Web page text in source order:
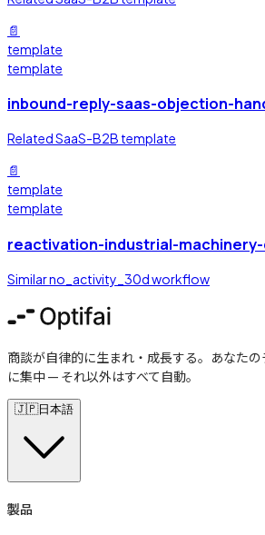
📄
template
template
inbound-reply-saas-objection-
Related SaaS-B2B template
📄
template
template
reactivation-industrial-
Similar no_activity_30d workflow
商談が自律的に生まれ・成長する。あなた
に集中 — それ以外はすべて自動。
🇯🇵日本語
製品